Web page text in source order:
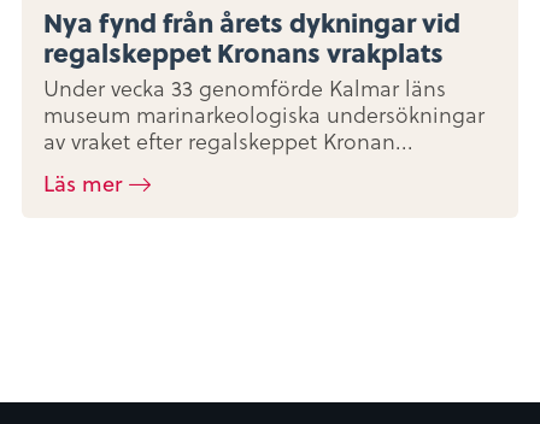
Nya fynd från årets dykningar vid
regalskeppet Kronans vrakplats
Under vecka 33 genomförde Kalmar läns
museum marinarkeologiska undersökningar
av vraket efter regalskeppet Kronan...
Läs mer